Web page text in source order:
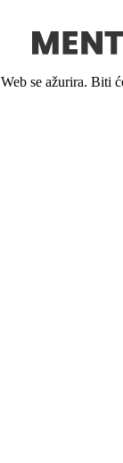
Web se ažurira. Biti